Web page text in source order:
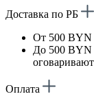
Доставка по РБ
От 500
До 500 BYN
Оплата